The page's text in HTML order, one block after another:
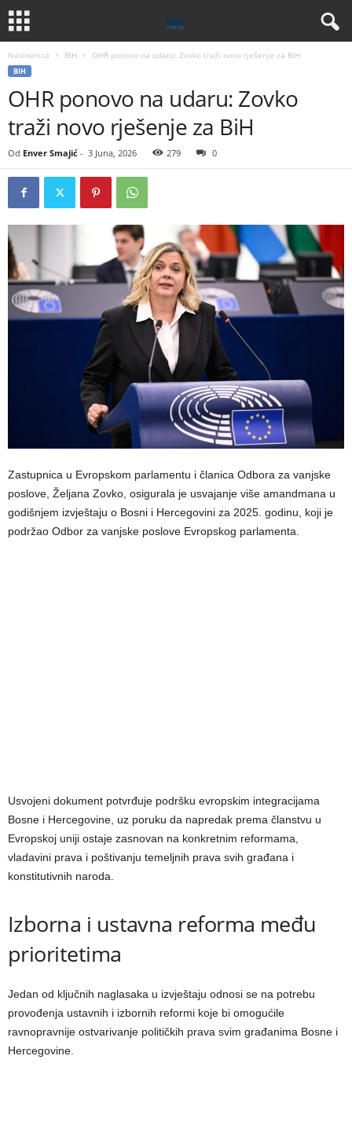
Naslovnica BIH OHR ponovo na udaru: Zovko traži novo rješenje za BiH
BIH
OHR ponovo na udaru: Zovko
traži novo rješenje za BiH
Od Enver Smajić - 3 Juna, 2026 279 0
Zastupnica u Evropskom parlamentu i članica Odbora za vanjske
poslove, Željana Zovko, osigurala je usvajanje više amandmana u
godišnjem izvještaju o Bosni i Hercegovini za 2025. godinu, koji je
podržao Odbor za vanjske poslove Evropskog parlamenta.
Usvojeni dokument potvrđuje podršku evropskim integracijama
Bosne i Hercegovine, uz poruku da napredak prema članstvu u
Evropskoj uniji ostaje zasnovan na konkretnim reformama,
vladavini prava i poštivanju temeljnih prava svih građana i
konstitutivnih naroda.
Izborna i ustavna reforma među
prioritetima
Jedan od ključnih naglasaka u izvještaju odnosi se na potrebu
provođenja ustavnih i izbornih reformi koje bi omogućile
ravnopravnije ostvarivanje političkih prava svim građanima Bosne i
Hercegovine.